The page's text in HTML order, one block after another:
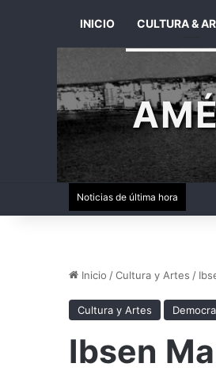
INICIO CULTURA &
Noticias de última hora
Inicio /Cultura y Artes /
Cultura y Artes
Ibsen